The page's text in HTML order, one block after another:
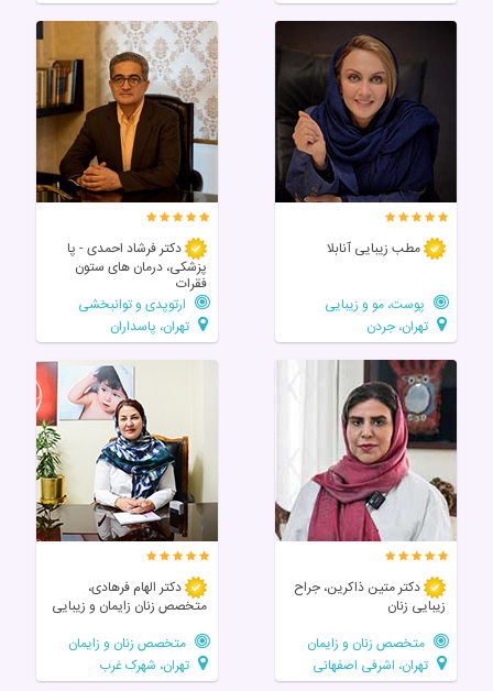
مطب زیبایی آنابلا
پوست، مو و زیبایی
تهران، جردن
دکتر فرشاد احمدی - پا
پزشکی، درمان های ستون
فقرات
ارتوپدی و توانبخشی
تهران، پاسداران
دکتر متین ذاکرین، جراح
زیبایی زنان
متخصص زنان و زایمان
تهران، اشرفی اصفهانی
دکتر الهام فرهادی،
متخصص زنان زايمان و زیبایی
متخصص زنان و زایمان
تهران، شهرک غرب